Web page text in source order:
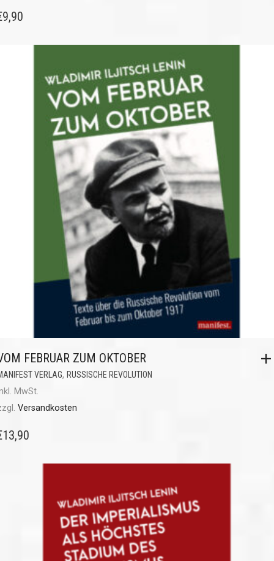
9,90
FEBRUAR ZUM OKTOBER
VERLAG, RUSSISCHE REVOLUTION
MwSt.
Versandkosten
13,90